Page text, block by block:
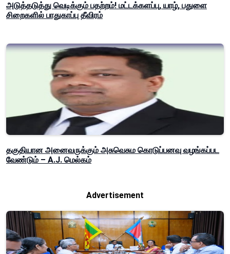
அடுத்தடுத்து வெடிக்கும் பதற்றம்! மட்டக்களப்பு, யாழ், பதுளை
சிறைகளில் பாதுகாப்பு தீவிரம்
தகுதியான அனைவருக்கும் அசுவெசும கொடுப்பனவு வழங்கப்பட
வேண்டும் – A.J. மெல்கம்
Advertisement